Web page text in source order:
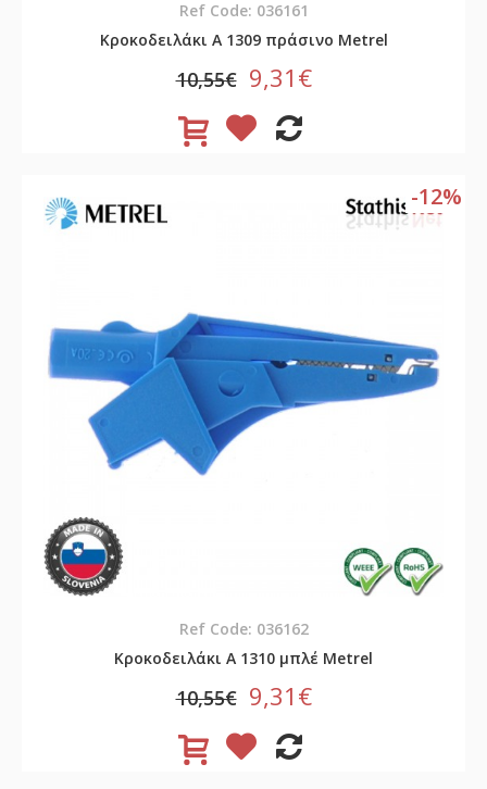
Ref Code: 036161
Κροκοδειλάκι A 1309 πράσινο Metrel
10,55€ 9,31€
-12%
Ref Code: 036162
Κροκοδειλάκι A 1310 μπλέ Metrel
10,55€ 9,31€